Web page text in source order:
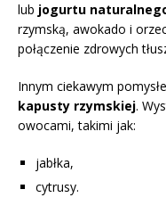
lub jogurtu
rzymską, awokado i
połączenie zdrowych
Innym ciekawym
kapusty rzymskiej.
owocami, takimi jak:
jabłka,
cytrusy.